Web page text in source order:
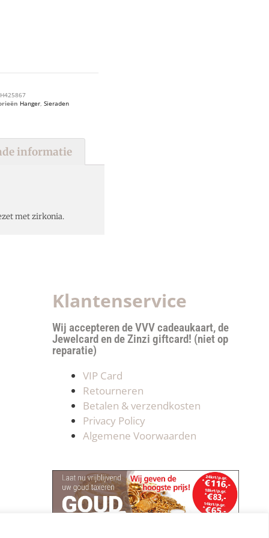
Hanger, Sieraden
informatie
met zirkonia.
Klantenservice
Wij accepteren de VVV cadeaukaart, de
Jewelcard en de Zinzi giftcard! (niet op
reparatie)
VIP Card
Retourneren
Betalen & verzendkosten
Privacy Policy
Algemene Voorwaarden